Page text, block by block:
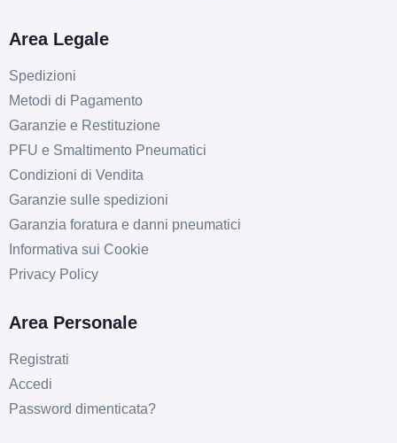
Area Legale
Spedizioni
Metodi di Pagamento
Garanzie e Restituzione
PFU e Smaltimento Pneumatici
Condizioni di Vendita
Garanzie sulle spedizioni
Garanzia foratura e danni pneumatici
Informativa sui Cookie
Privacy Policy
Area Personale
Registrati
Accedi
Password dimenticata?